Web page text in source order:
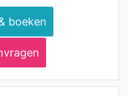
boeken